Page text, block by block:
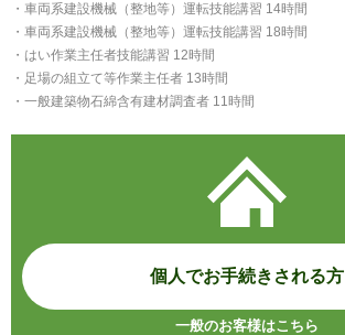
・車両系建設機械（整地等）運転技能講習 14時間
・車両系建設機械（整地等）運転技能講習 18時間
・はい作業主任者技能講習 12時間
・足場の組立て等作業主任者 13時間
・一般建築物石綿含有建材調査者 11時間
個人でお手続きされる方
一般のお客様はこちら